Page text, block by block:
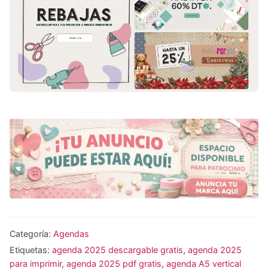
Categoría: Agendas
Etiquetas: agenda 2025 descargable gratis, agenda 2025
para imprimir, agenda 2025 pdf gratis, agenda A5 vertical